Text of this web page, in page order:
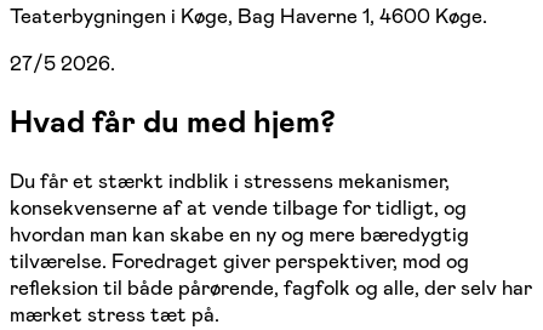
Teaterbygningen i Køge, Bag Haverne 1, 4600 Køge.
27/5 2026.
Hvad får du med hjem?
Du får et stærkt indblik i stressens mekanismer,
konsekvenserne af at vende tilbage for tidligt, og
hvordan man kan skabe en ny og mere bæredygtig
tilværelse. Foredraget giver perspektiver, mod og
refleksion til både pårørende, fagfolk og alle, der selv har
mærket stress tæt på.